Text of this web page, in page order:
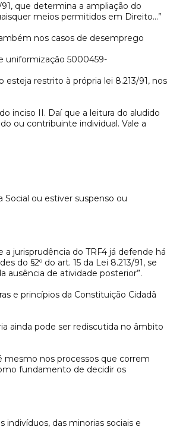
91, que determina a ampliação do
meios permitidos em Direito…”
nos casos de desemprego
uniformização 5000459-
restrito à própria lei 8.213/91, nos
inciso II. Daí que a leitura do aludido
ou contribuinte individual. Vale a
Social ou estiver suspenso ou
jurisprudência do TRF4 já defende há
do §2º do art. 15 da Lei 8.213/91, se
ausência de atividade posterior”.
e princípios da Constituição Cidadã
ainda pode ser rediscutida no âmbito
mesmo nos processos que correm
fundamento de decidir os
das minorias sociais e